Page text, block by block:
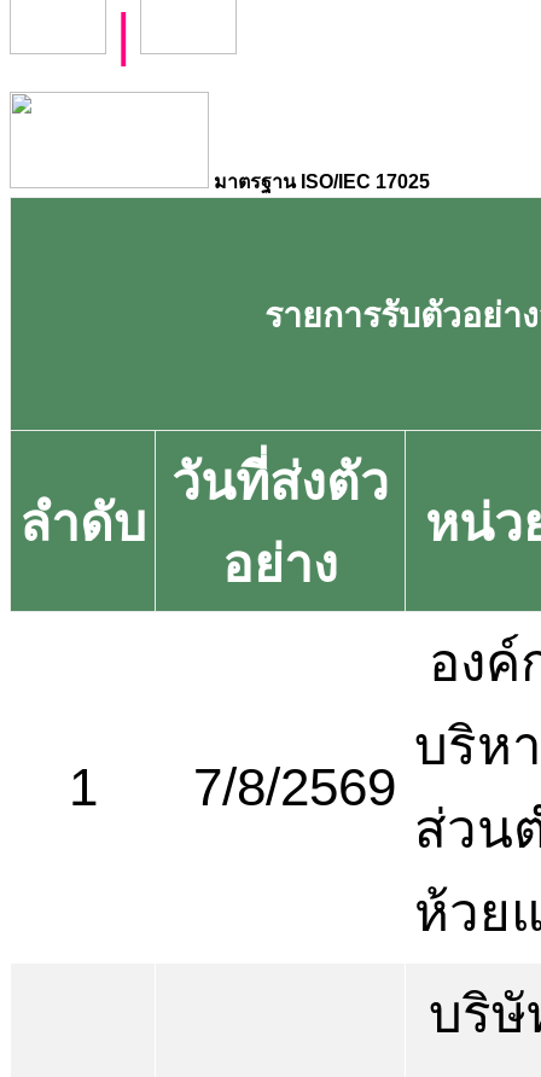
|
มาตรฐาน ISO/IEC 17025
รายการรับตัวอย่า
ลำดับ
วันที่ส่งตัว
อย่าง
หน่ว
1 7/8/2569
องค์
บริห
ส่วน
ห้วย
บริษั